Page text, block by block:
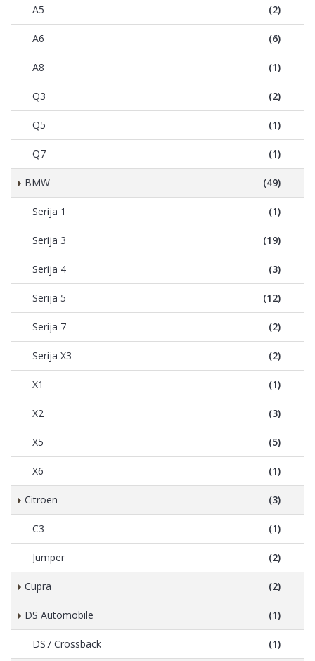
A5 (2)
A6 (6)
A8 (1)
Q3 (2)
Q5 (1)
Q7 (1)
BMW (49)
Serija 1 (1)
Serija 3 (19)
Serija 4 (3)
Serija 5 (12)
Serija 7 (2)
Serija X3 (2)
X1 (1)
X2 (3)
X5 (5)
X6 (1)
Citroen (3)
C3 (1)
Jumper (2)
Cupra (2)
DS Automobile (1)
DS7 Crossback (1)